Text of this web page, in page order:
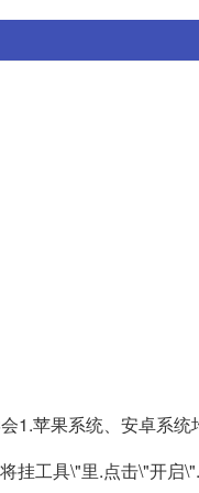
1.苹果系统、安卓系统
挂工具\"里.点击\"开启\".